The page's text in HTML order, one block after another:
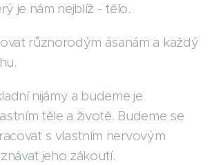
je nám nejblíž - tělo.
různorodým ásanám a každý
nijámy a budeme je
těle a životě. Budeme se
s vlastním nervovým
jeho zákoutí.